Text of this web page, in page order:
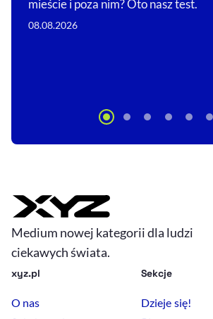
mieście i poza nim? Oto nasz test.
08.08.2026
Medium nowej kategorii dla ludzi
ciekawych świata.
xyz.pl
O nas
Sekcje
Dzieje się!